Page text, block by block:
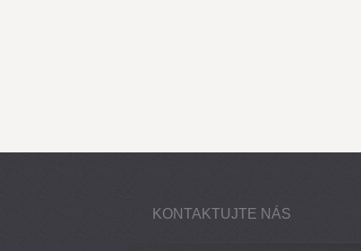
KONTAKTUJTE NÁS